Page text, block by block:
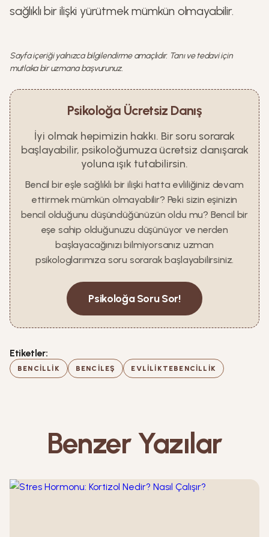
sağlıklı bir ilişki yürütmek mümkün olmayabilir.
Sayfa içeriği yalnızca bilgilendirme amaçlıdır. Tanı ve tedavi için
mutlaka bir uzmana başvurunuz.
Psikoloğa Ücretsiz Danış
İyi olmak hepimizin hakkı. Bir soru sorarak
başlayabilir, psikoloğumuza ücretsiz danışarak
yoluna ışık tutabilirsin.
Bencil bir eşle sağlıklı bir ilişki hatta evliliğiniz devam
ettirmek mümkün olmayabilir? Peki sizin eşinizin
bencil olduğunu düşündüğünüzün oldu mu? Bencil bir
eşe sahip olduğunuzu düşünüyor ve nerden
başlayacağınızı bilmiyorsanız uzman
psikologlarımıza soru sorarak başlayabilirsiniz.
Psikoloğa Soru Sor!
Etiketler:
BENCİLLİK BENCİLEŞ EVLILIKTEBENCILLIK
Benzer Yazılar